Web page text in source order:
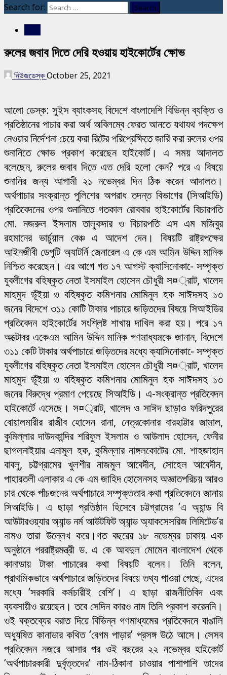
Search for:
রুলের জবাব দিতে দেরি হওয়ায় হাইকোর্টের ক্ষোভ
নিউজডেস্কOctober 25, 2021
আলো ডেস্ক: সুইস ব্যাংকসহ বিদেশে বাংলাদেশি বিভিন্ন ব্যক্তি ও
প্রতিষ্ঠানের পাচার করা অর্থ অবিলম্বে ফেরত আনতে যথাযথ পদক্ষেপ
নেওয়ার নির্দেশনা চেয়ে করা রিটের পরিপ্রেক্ষিতে জারি করা রুলের ওপর
শুনানিতে ক্ষোভ প্রকাশ করেছেন হাইকোর্ট। এ সময় আদালত
বলেছেন, রুলের জবাব দিতে এত দেরি হলো কেন? পরে এ বিষয়ে
শুনানির জন্য আগামী ২১ নভেম্বর দিন ঠিক করেন আদালত।
অর্থপাচার সংক্রান্ত পুলিশের অপরাধ তদন্ত বিভাগের (সিআইডি)
প্রতিবেদনের ওপর শুনানিতে গতকাল রোববার হাইকোর্টের বিচারপতি
মো. নজরুল ইসলাম তালুকদার ও বিচারপতি এস এম মজিবুর
রহমানের ভার্চুয়াল বেঞ্চ এ আদেশ দেন। বিষয়টি রাষ্ট্রপক্ষের
আইনজীবী ডেপুটি অ্যাটর্নি জেনারেল এ কে এম আমিন উদ্দিন মানিক
নিশ্চিত করেছেন। এর আগে গত ১৭ আগস্ট ক্যাসিনোকা-ে সম্পৃক্ত
যুবলীগের বহিষ্কৃত নেতা ইসমাইল হোসেন চৌধুরী স¤্রাট, খালেদ
মাহমুদ ভূঁইয়া ও বহিষ্কৃত কমিশনার মোমিনুল হক সাঈদসহ ১৩
জনের বিদেশে ৩১১ কোটি টাকার পাচারে জড়িতদের বিষয়ে সিআইডির
প্রতিবেদন হাইকোর্টের সংশ্লিষ্ট শাখায় দাখিল করা হয়। পরে ১৭
অক্টোবর একেএম আমিন উদ্দিন মানিক গণমাধ্যমকে জানান, বিদেশে
৩১১ কেটি টাকার অর্থপাচারে জড়িতদের মধ্যে ক্যাসিনোকা-ে সম্পৃক্ত
যুবলীগের বহিষ্কৃত নেতা ইসমাইল হোসেন চৌধুরী স¤্রাট, খালেদ
মাহমুদ ভূঁইয়া ও বহিষ্কৃত কমিশনার মোমিনুল হক সাঈদসহ ১৩
জনের বিরুদ্ধে প্রমাণ পেয়েছে সিআইডি। এ-সংক্রান্ত প্রতিবেদন
হাইকোর্টে এসেছে। স¤্রাট, খালেদ ও সাঈদ ছাড়াও ফরিদপুরের
বোয়ালমারীর রাজীব হোসেন রানা, নেত্রকোনার বারহাট্টার জামাল,
কুমিল্লার দাউদকান্দির শরিফুল ইসলাম ও আউলাদ হোসেন, ফেনীর
ছাগলনাইয়ার এনামুল হক, কুমিল্লার নাঙ্গলকোটের মো. শাহজাহান
বাবলু, চট্টগ্রামের খুলশীর নাজমুল আবেদীন, সোহেল আবেদীন,
পাহারতলী এলাকার এ কে এম জাহিদ হোসেনসহ অজ্ঞাতপরিচয় আরও
চার থেকে পাঁচজনের অর্থপাচারে সম্পৃক্ততার কথা প্রতিবেদনে জানায়
সিআইডি। এ ছাড়া প্রতিষ্ঠান হিসেবে চট্টগ্রামের ‘এ অ্যান্ড বি
আউটারওয়্যার অ্যান্ড নর্ম আউটফিট অ্যান্ড অ্যাকসেসরিজ লিমিটেড’র
নামও তারা উল্লেখ করে।গত বছরের ১৮ নভেম্বর ঢাকায় এক
অনুষ্ঠানে পররাষ্ট্রমন্ত্রী ড. এ কে আবদুল মোমেন বাংলাদেশ থেকে
কানাডায় টাকা পাচারের কথা বিষয়টি বলেন। তিনি বলেন,
প্রাথমিকভাবে অর্থপাচারে জড়িতদের বিষয়ে তথ্য পাওয়া গেছে, এদের
মধ্যে ‘সরকারি কর্মচারীই বেশি’। এ ছাড়া রাজনীতিবিদ এবং
ব্যবসায়ীও রয়েছেন। তবে সেদিন কারও নাম তিনি প্রকাশ করেননি।
ওই বক্তব্যের বরাত দিয়ে বিভিন্ন গণমাধ্যমের প্রতিবেদনে বাঙালি
অধ্যুষিত কানাডার কথিত ‘বেগম পাড়ার’ প্রসঙ্গ উঠে আসে। সেসব
প্রতিবেদন নজরে আসার পর ওই বছরের ২২ নভেম্বর হাইকোর্ট
‘অর্থপাচারকারী দুর্বৃত্তদের’ নাম-ঠিকানা চাওয়ার পাশাপাশি তাদের